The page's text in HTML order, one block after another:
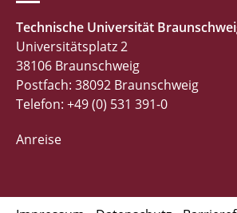
Technische Universität
Universitätsplatz 2
38106 Braunschweig
Postfach: 38092 Braunschweig
Telefon: +49 (0) 531 391-0
Anreise